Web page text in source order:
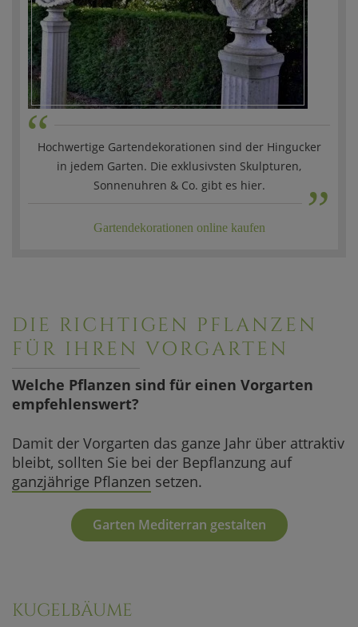
“Hochwertige Gartendekorationen sind der Hingucker
in jedem Garten. Die exklusivsten Skulpturen,
Sonnenuhren & Co. gibt es hier.
„
Gartendekorationen online kaufen
DIE RICHTIGEN PFLANZEN
FÜR IHREN VORGARTEN
Welche Pflanzen sind für einen Vorgarten
empfehlenswert?
Damit der Vorgarten das ganze Jahr über attraktiv
bleibt, sollten Sie bei der Bepflanzung auf
ganzjährige Pflanzen setzen.
Garten Mediterran gestalten
KUGELBÄUME